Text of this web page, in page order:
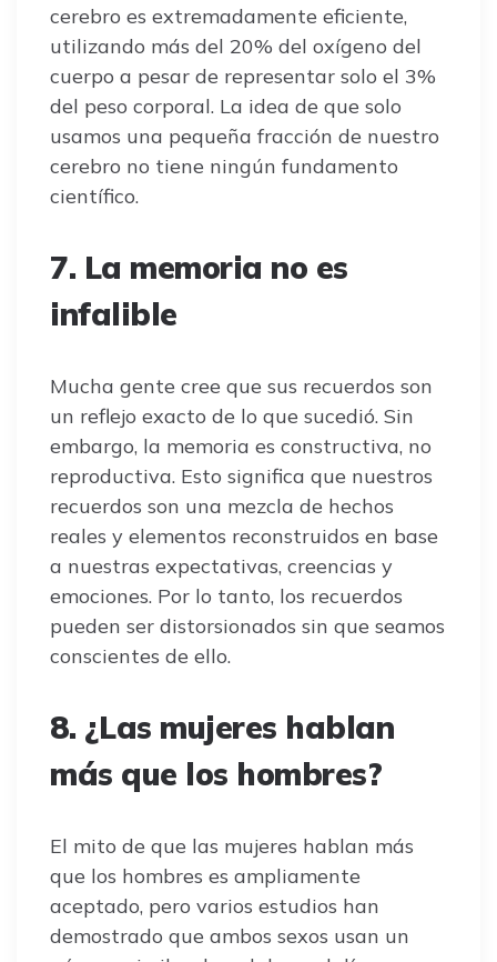
cerebro es extremadamente eficiente,
utilizando más del 20% del oxígeno del
cuerpo a pesar de representar solo el 3%
del peso corporal. La idea de que solo
usamos una pequeña fracción de nuestro
cerebro no tiene ningún fundamento
científico.
7. La memoria no es
infalible
Mucha gente cree que sus recuerdos son
un reflejo exacto de lo que sucedió. Sin
embargo, la memoria es constructiva, no
reproductiva. Esto significa que nuestros
recuerdos son una mezcla de hechos
reales y elementos reconstruidos en base
a nuestras expectativas, creencias y
emociones. Por lo tanto, los recuerdos
pueden ser distorsionados sin que seamos
conscientes de ello.
8. ¿Las mujeres hablan
más que los hombres?
El mito de que las mujeres hablan más
que los hombres es ampliamente
aceptado, pero varios estudios han
demostrado que ambos sexos usan un